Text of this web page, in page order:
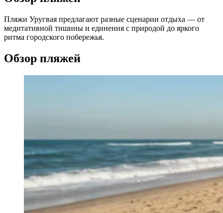
Пляжи Уругвая предлагают разные сценарии отдыха — от
медитативной тишины и единения с природой до яркого
ритма городского побережья.
Обзор пляжей